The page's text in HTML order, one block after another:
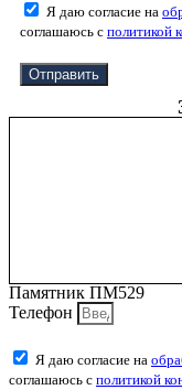
Я даю согласие на
соглашаюсь с политикой
Отправить
Памятник ПМ529
Телефон
Я даю согласие на
соглашаюсь с политикой